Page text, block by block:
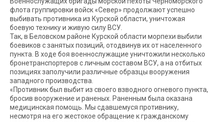
флота группировки войск «Север» продолжают успешно
выбивать противника из Курской области, уничтожая
боевую технику и живую силу ВСУ.
Так, в Беловском районе Курской области морпехи выбили
боевиков с занятых позиций, отодвинув их от населенного
пункта. В ходе боя военнослужащие уничтожили несколько
бронетранспортеров с личным составом ВСУ, а на отбитых
позициях заполучили различные образцы вооружения
западного производства.
«Противник был выбит из своего взводного огневого пункта,
бросив вооружение и раненых. Раненным была оказана
медицинская помощь. Мы сдавшемуся противнику,
несмотря на его жестокое обращение к гражданскому